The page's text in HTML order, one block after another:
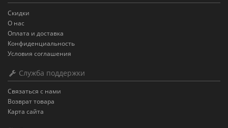
Скидки
О нас
Оплата и доставка
Конфиденциальность
Условия соглашения
Служба поддержки
Связаться с нами
Возврат товара
Карта сайта